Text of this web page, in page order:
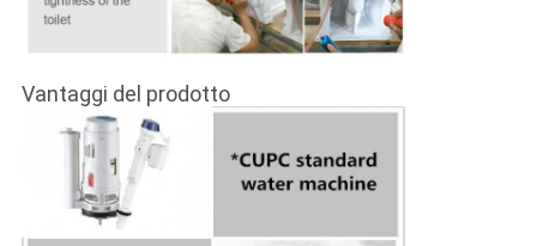
Vantaggi del prodotto